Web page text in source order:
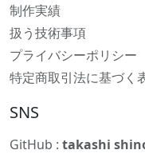
制作実績
扱う技術事項
プライバシーポリシー
特定商取引法に基づく
SNS
GitHub : takashi